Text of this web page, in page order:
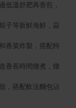
低溫舒肥再香煎，
子等新鮮海鮮，蒜
香菜炸製，搭配特
香長時間燉煮，燉
，搭配軟法麵包沾